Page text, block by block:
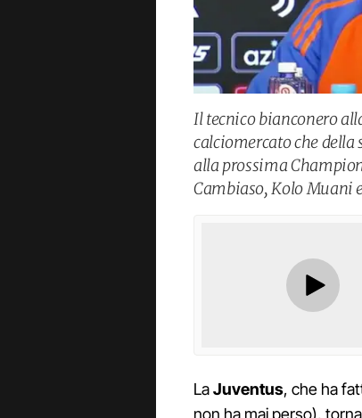
Il tecnico bianconero
calciomercato che
alla prossima
Cambiaso, Kolo Muani
LaJuventus, che ha
non ha mai perso),